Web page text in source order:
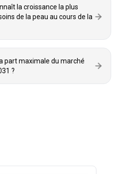
la croissance la plus
de la peau au cours de la
part maximale du marché
?